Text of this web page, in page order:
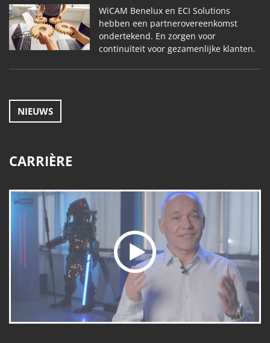
WiCAM Benelux en ECI Solutions
hebben een partnerovereenkomst
ondertekend. En zorgen voor
continuïteit voor gezamenlijke klanten.
NIEUWS
CARRIÈRE